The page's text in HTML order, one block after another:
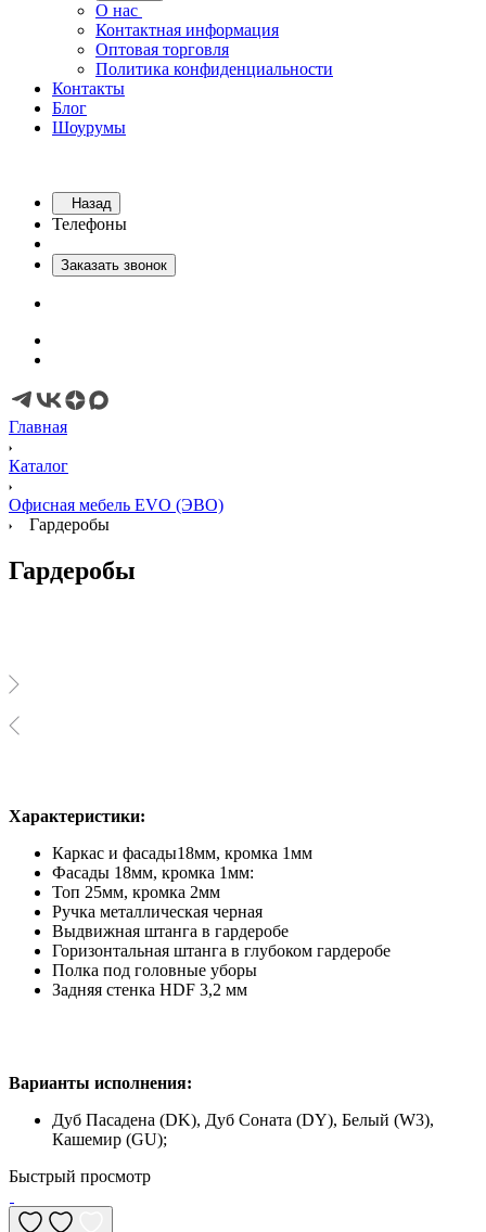
О нас
Контактная информация
Оптовая торговля
Политика конфиденциальности
Контакты
Блог
Шоурумы
Назад
Телефоны
Заказать звонок
Главная
Каталог
Офисная мебель EVO (ЭВО)
Гардеробы
Гардеробы
Характеристики:
Каркас и фасады18мм, кромка 1мм
Фасады 18мм, кромка 1мм:
Топ 25мм, кромка 2мм
Ручка металлическая черная
Выдвижная штанга в гардеробе
Горизонтальная штанга в глубоком гардеробе
Полка под головные уборы
Задняя стенка HDF 3,2 мм
Варианты исполнения:
Дуб Пасадена (DK), Дуб Соната (DY), Белый (W3),
Кашемир (GU);
Быстрый просмотр